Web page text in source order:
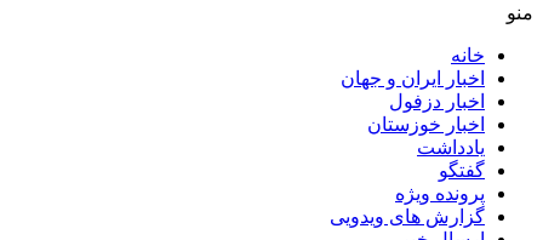
منو
خانه
اخبار ایران و جهان
اخبار دزفول
اخبار خوزستان
یادداشت
گفتگو
پرونده ویژه
گزارش های ویدویی